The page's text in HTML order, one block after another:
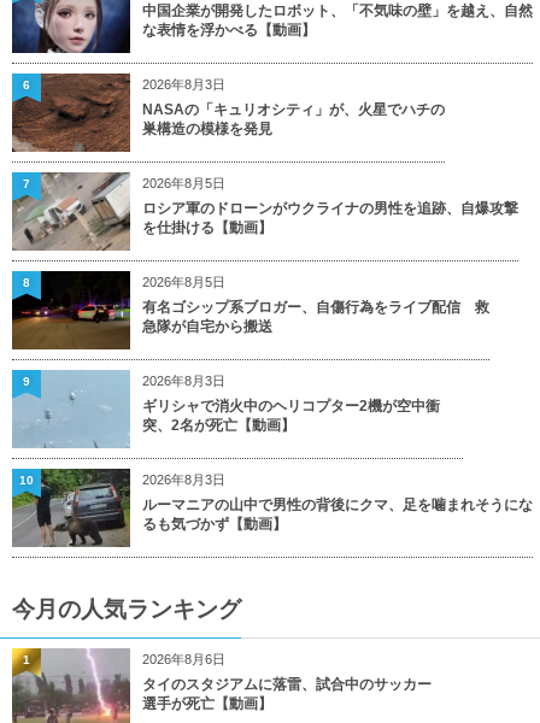
中国企業が開発したロボット、「不気味の壁」を越え、自然
な表情を浮かべる【動画】
2026年8月3日
NASAの「キュリオシティ」が、火星でハチの
巣構造の模様を発見
6
2026年8月5日
ロシア軍のドローンがウクライナの男性を追跡、自爆攻撃
を仕掛ける【動画】
7
2026年8月5日
有名ゴシップ系ブロガー、自傷行為をライブ配信 救
急隊が自宅から搬送
8
2026年8月3日
ギリシャで消火中のヘリコプター2機が空中衝
突、2名が死亡【動画】
9
2026年8月3日
ルーマニアの山中で男性の背後にクマ、足を噛まれそうにな
るも気づかず【動画】
10
今月の人気ランキング
2026年8月6日
タイのスタジアムに落雷、試合中のサッカー
選手が死亡【動画】
1